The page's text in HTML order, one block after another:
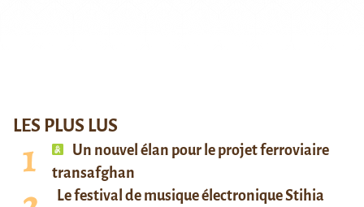
LES PLUS LUS
Un nouvel élan pour le projet ferroviaire
transafghan
Le festival de musique électronique Stihia